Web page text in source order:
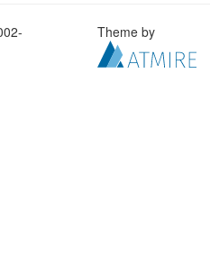
Theme by